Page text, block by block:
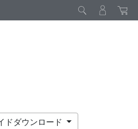
ドダウンロード